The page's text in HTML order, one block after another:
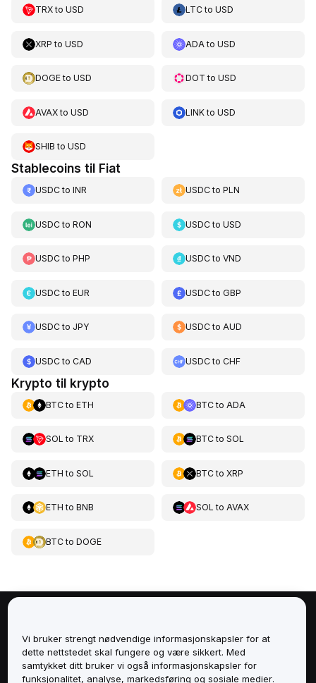
TRXto USD LTCtoUSD
XRP to USD ADA toUSD
DOGEto USD DOT toUSD
AVAXto USD LINKtoUSD
SHIB to USD
Stablecoins til Fiat
USDCto INR USDCtoPLN
USDCto RON USDCtoUSD
USDCto PHP USDCtoVND
USDCto EUR USDCtoGBP
USDCto JPY USDCtoAUD
USDCto CAD USDCtoCHF
Krypto til krypto
BTCto ETH BTCto ADA
SOL to TRX BTCto SOL
ETH to SOL BTCto XRP
ETH to BNB SOL to AVAX
BTCto DOGE
Tjenester
Vi bruker strengt nødvendige informasjonskapsler for at
dette nettstedet skal fungere og være sikkert. Med
samtykket ditt bruker vi også informasjonskapsler for
funksjonalitet, analyse, markedsføring og sosiale medier.